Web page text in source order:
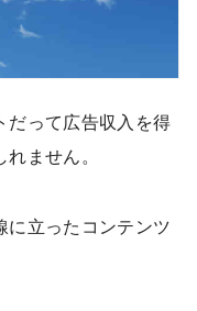
だって広告収入を得
ません。
に立ったコンテンツ